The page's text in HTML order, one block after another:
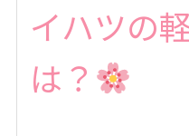
イハツの
は？